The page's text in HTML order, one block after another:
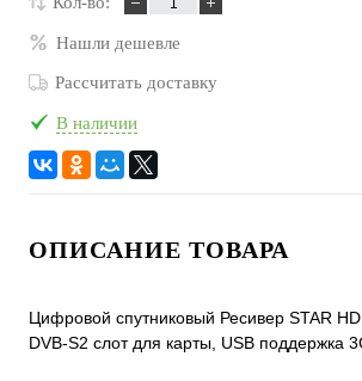
Нашли дешевле
Рассчитать доставку
В наличии
ОПИСАНИЕ ТОВАРА
Цифровой спутниковый Ресивер STAR
DVB-S2 слот для карты, USB поддержка